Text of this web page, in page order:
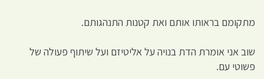
מתקומם בראותו אותם ואת קטנות התנהגותם.
שוב אני אומרת הדת בנויה על אליטיזם ועל שיתוף פעולה של
פשוטי עם.